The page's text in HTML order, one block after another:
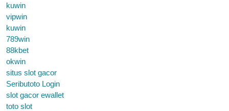
kuwin
vipwin
kuwin
789win
88kbet
okwin
situs slot gacor
Seributoto Login
slot gacor ewallet
toto slot